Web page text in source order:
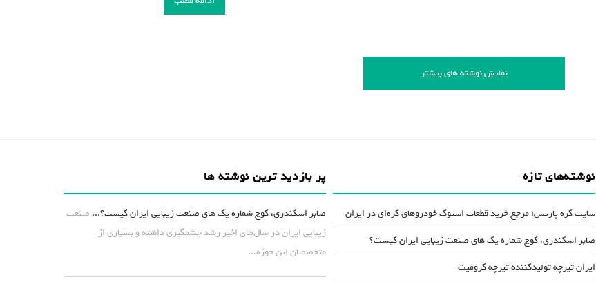
نمایش نوشته های بیشتر
پر بازدید ترین نوشته ها
صابر اسکندری، کوچ شماره یک های صنعت زیبایی ایران کیست؟... صنعت
زیبایی ایران در سال‌های اخیر رشد چشمگیری داشته و بسیاری از
متخصصان این حوزه...
نوشته‌های تازه
سایت کره پارتس؛ مرجع خرید قطعات استوک خودروهای کره‌ای در ایران
صابر اسکندری، کوچ شماره یک های صنعت زیبایی ایران کیست؟
ایران تیرچه تولیدکننده تیرچه کرومیت